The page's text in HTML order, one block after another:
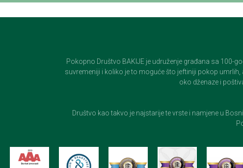
Pokopno Društvo BAKIJE je udruženje građana sa 100-
suvremeniji i koliko je to moguće što jeftiniji pokop
oko dženaze i
Društvo kao takvo je najstarije te vrste i namjene u